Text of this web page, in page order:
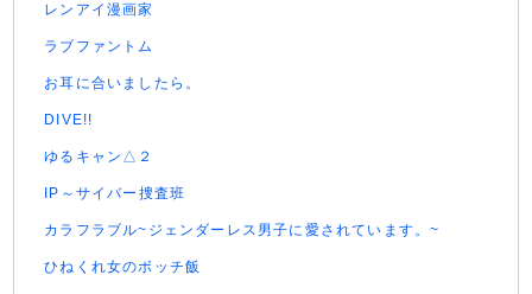
レンアイ漫画家
ラブファントム
お耳に合いましたら。
DIVE!!
ゆるキャン△２
IP～サイバー捜査班
カラフラブル~ジェンダーレス男子に愛されています。~
ひねくれ女のボッチ飯